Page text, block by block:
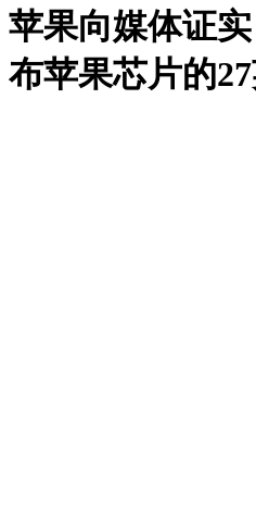
苹果向媒体证
布苹果芯片的